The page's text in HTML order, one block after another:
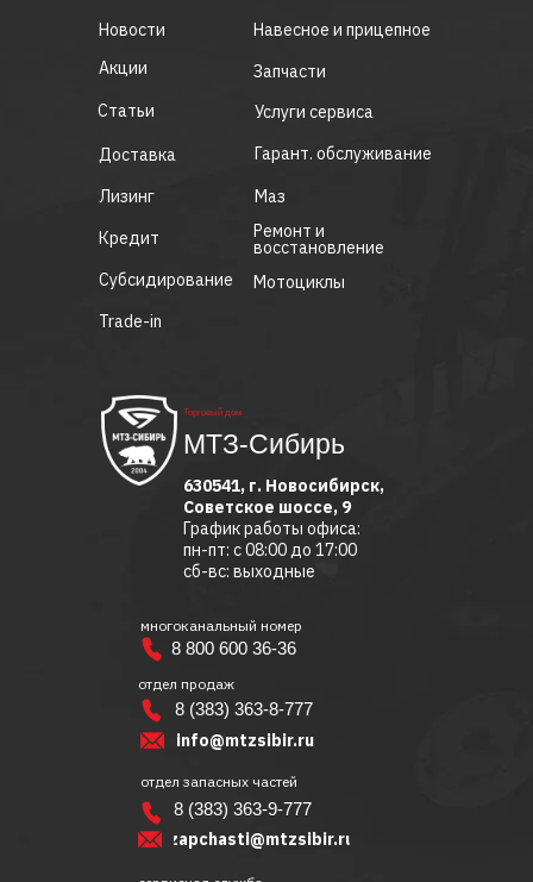
Торговый дом
МТЗ-Сибирь
Акции
Статьи
Новости
Trade-in
Субсидирование
Кредит
Лизинг
Ремонт и
восстановление
Гарант. обслуживание
Услуги сервиса
Доставка
Мотоциклы
Маз
Запчасти
Навесное и прицепное
630541, г. Новосибирск,
Советское шоссе, 9
График работы офиса:
пн-пт: с 08:00 до 17:00
сб-вс: выходные
zapchasti@mtzsibir.ru
отдел запасных частей
info@mtzsibir.ru
отдел продаж
многоканальный номер
8 800 600 36-36
8 (383) 363-9-777
8 (383) 363-8-777